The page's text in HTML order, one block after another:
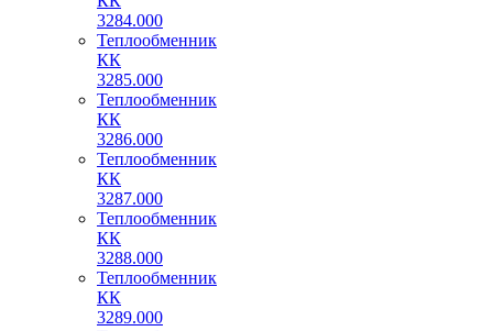
3284.000
Теплообменник
КК
3285.000
Теплообменник
КК
3286.000
Теплообменник
КК
3287.000
Теплообменник
КК
3288.000
Теплообменник
КК
3289.000